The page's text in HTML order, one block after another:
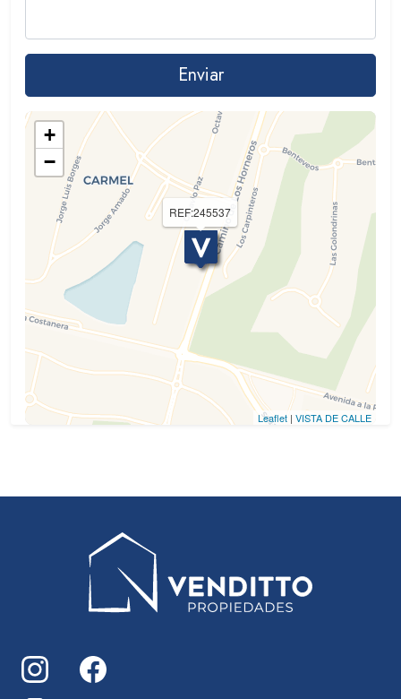
REF:245537
+
−
Leaflet | VISTA DE CALLE